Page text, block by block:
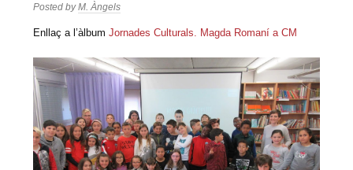
Posted byM. Àngels
Enllaç a l’àlbumJornades Culturals. Magda Romaní a CM